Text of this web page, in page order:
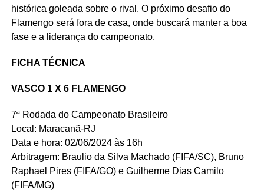
histórica goleada sobre o rival. O próximo desafio do
Flamengo será fora de casa, onde buscará manter a boa
fase e a liderança do campeonato.
FICHA TÉCNICA
VASCO 1 X 6 FLAMENGO
7ª Rodada do Campeonato Brasileiro
Local: Maracanã-RJ
Data e hora: 02/06/2024 às 16h
Arbitragem: Braulio da Silva Machado (FIFA/SC), Bruno
Raphael Pires (FIFA/GO) e Guilherme Dias Camilo
(FIFA/MG)